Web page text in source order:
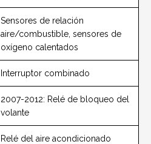
Sensores de relación
aire/combustible, sensores de
oxígeno calentados
Interruptor combinado
2007-2012: Relé de bloqueo del
volante
Relé del aire acondicionado